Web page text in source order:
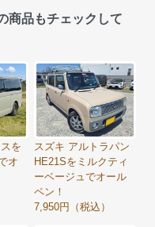
商品もチェックして
を
オ
スズキ アルトラパン
HE21Sをミルクティ
ーベージュでオール
ペン！
7,950円（税込）